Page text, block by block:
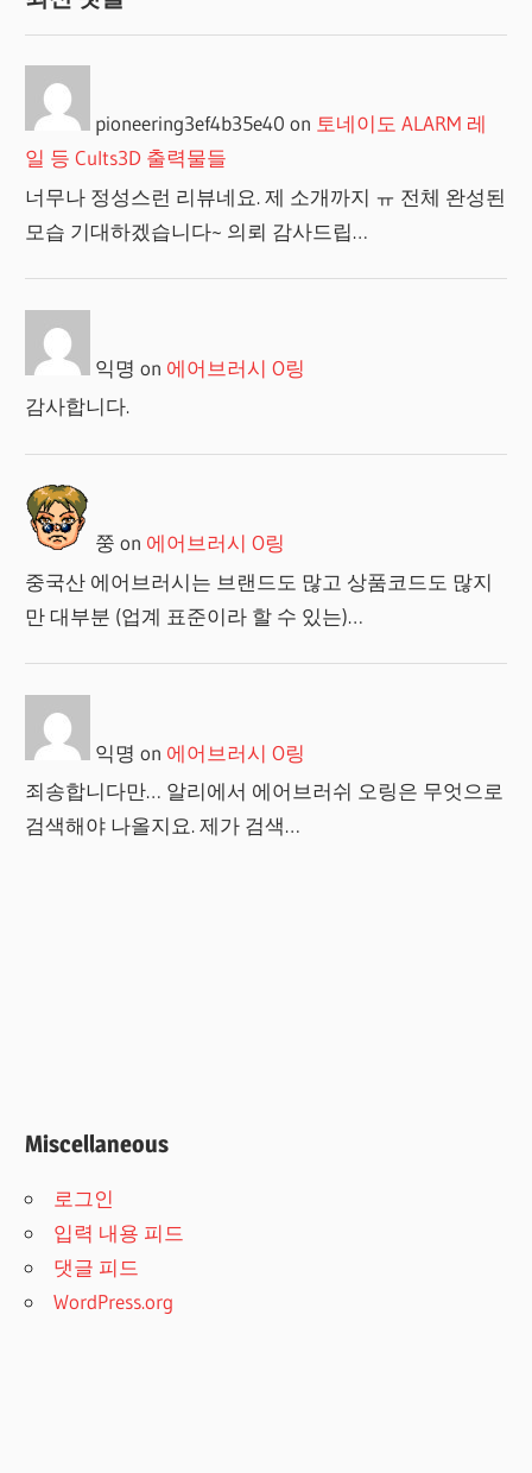
pioneering3ef4b35e40 on 토네이도 ALARM 레
일 등 Cults3D 출력물들
너무나 정성스런 리뷰네요. 제 소개까지 ㅠ 전체 완성된
모습 기대하겠습니다~ 의뢰 감사드립…
익명 on 에어브러시 O링
감사합니다.
쭝 on 에어브러시 O링
중국산 에어브러시는 브랜드도 많고 상품코드도 많지
만 대부분 (업계 표준이라 할 수 있는)…
익명 on 에어브러시 O링
죄송합니다만… 알리에서 에어브러쉬 오링은 무엇으로
검색해야 나올지요. 제가 검색…
Miscellaneous
로그인
입력 내용 피드
댓글 피드
WordPress.org